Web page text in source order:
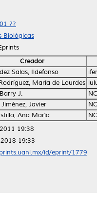
??
Biológicas
Creador
Salas, Ildefonso
María de Lourdes
J.
Javier
Ana María
19:38
19:33
id/eprint/1779